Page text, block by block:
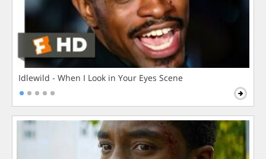
Idlewild - When I Look in Your Eyes Scene